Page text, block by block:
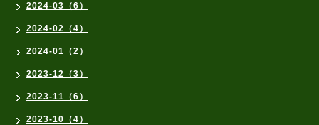
2024-03（6）
2024-02（4）
2024-01（2）
2023-12（3）
2023-11（6）
2023-10（4）